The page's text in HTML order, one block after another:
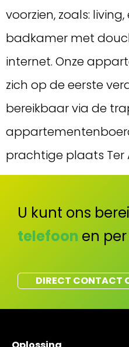
voorzien, zoals:
badkamer met
internet. Onze
zich op de eerste
bereikbaar via de
prachtige plaats Ter
U kunt ons
telefoon en per
DIRECT CONTACT